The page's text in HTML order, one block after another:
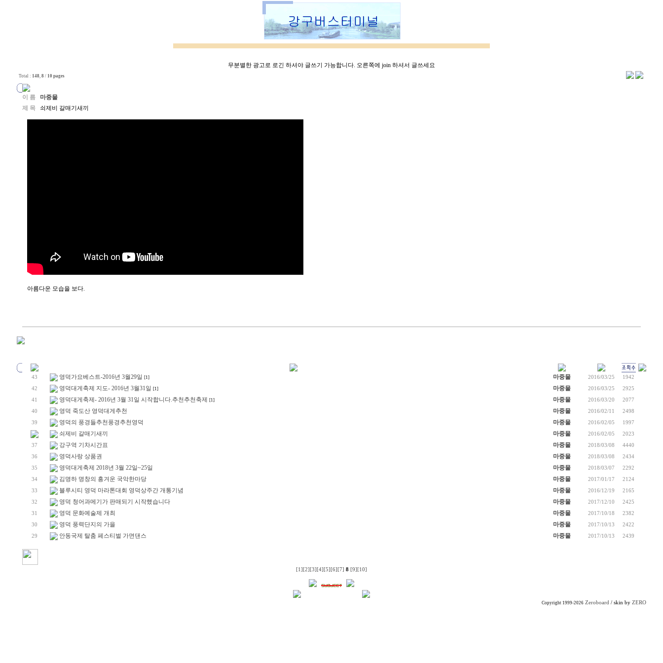
무분별한 광고로 로긴 하셔야 글쓰기 가능합니다. 오른쪽에 join 하셔서 글쓰세요
Total : 148, 8 / 10 pages
이 름 마중물
제 목 쇠제비 갈매기새끼
아름다운 모습을 보다.
43 영덕가요베스트-2016년 3월29일 [1] 마중물 2016/03/25 1942
42 영덕대게축제 지도- 2016년 3월31일 [1] 마중물 2016/03/25 2925
41 영덕대게축제- 2016년 3월 31일 시작합니다.추천추천축제 [1] 마중물 2016/03/20 2077
40 영덕 죽도산 영덕대게추천 마중물 2016/02/11 2498
39 영덕의 풍경들추천풍경추천영덕 마중물 2016/02/05 1997
쇠제비 갈매기새끼 마중물 2016/02/05 2023
37 강구역 기차시간표 마중물 2018/03/08 4440
36 영덕사랑 상품권 마중물 2018/03/08 2434
35 영덕대게축제 2018년 3월 22일~25일 마중물 2018/03/07 2292
34 김명하 명창의 흥겨운 국악한마당 마중물 2017/01/17 2124
33 블루시티 영덕 마라톤대회 영덕상주간 개통기념 마중물 2016/12/19 2165
32 영덕 청어과메기가 판매되기 시작했습니다 마중물 2017/12/10 2425
31 영덕 문화예술제 개최 마중물 2017/10/18 2382
30 영덕 풍력단지의 가을 마중물 2017/10/13 2422
29 안동국제 탈춤 페스티벌 가면댄스 마중물 2017/10/13 2439
[1] [2] [3] [4] [5] [6] [7] 8 [9] [10]
Copyright 1999-2026 Zeroboard / skin by ZERO